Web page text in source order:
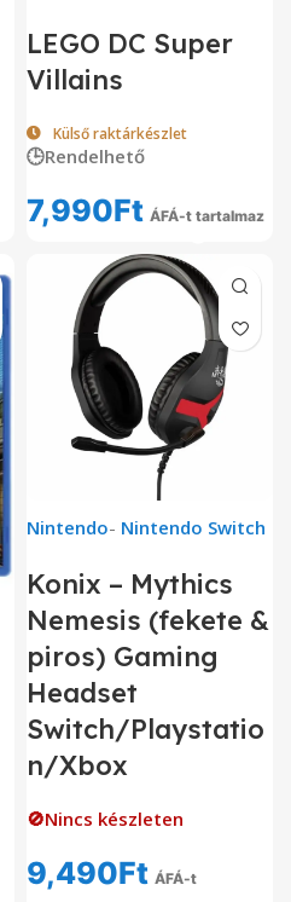
LEGO DC Super
Villains
Külső raktárkészlet
🕒Rendelhető
7,990Ft ÁFÁ-t tartalmaz
Nintendo- Nintendo Switch
Konix – Mythics
Nemesis (fekete &
piros) Gaming
Headset
Switch/Playstatio
n/Xbox
🚫Nincs készleten
9,490Ft ÁFÁ-t